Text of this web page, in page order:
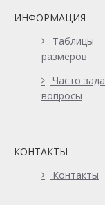
ИНФОРМАЦИЯ
Таблицы
размеров
Часто
вопросы
КОНТАКТЫ
Контакты